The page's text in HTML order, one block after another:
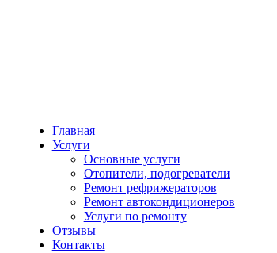
Главная
Услуги
Основные услуги
Отопители, подогреватели
Ремонт рефрижераторов
Ремонт автокондиционеров
Услуги по ремонту
Отзывы
Контакты